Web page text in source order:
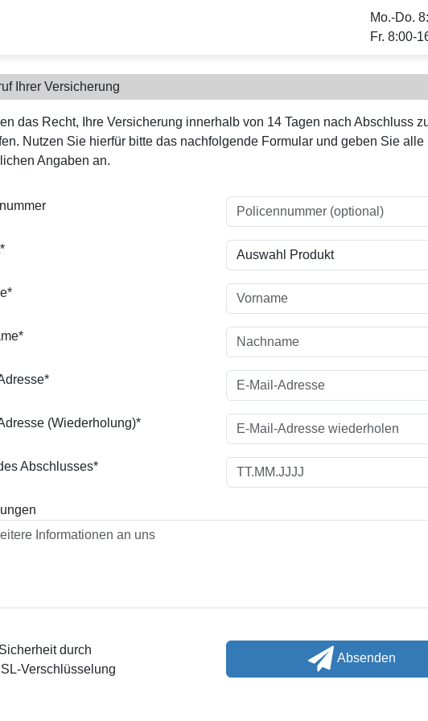
Mo.-Do.
Fr. 8:00-
Ihrer Versicherung
das Recht, Ihre Versicherung innerhalb von 14 Tagen nach Abschluss
Nutzen Sie hierfür bitte das nachfolgende Formular und geben Sie alle
Angaben an.
(Wiederholung)*
Abschlusses*
durch
Verschlüsselung
Absenden